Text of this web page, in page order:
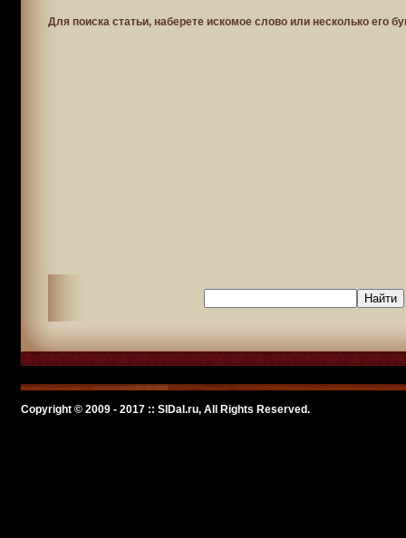
Для поиска статьи, наберете искомое слово или несколько его
Copyright © 2009 - 2017 :: SlDal.ru, All Rights Reserved.